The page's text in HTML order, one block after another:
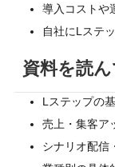
導入コストや
自社にLステ
資料を読
Lステップの
売上・集客ア
シナリオ配信